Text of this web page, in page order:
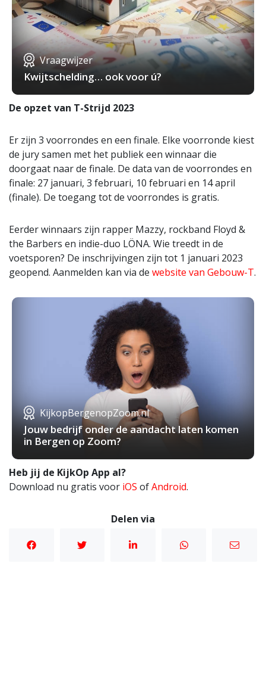
Vraagwijzer
Kwijtschelding… ook voor ú?
De opzet van T-Strijd 2023
Er zijn 3 voorrondes en een finale. Elke voorronde kiest
de jury samen met het publiek een winnaar die
doorgaat naar de finale. De data van de voorrondes en
finale: 27 januari, 3 februari, 10 februari en 14 april
(finale). De toegang tot de voorrondes is gratis.
Eerder winnaars zijn rapper Mazzy, rockband Floyd &
the Barbers en indie-duo LÖNA. Wie treedt in de
voetsporen? De inschrijvingen zijn tot 1 januari 2023
geopend. Aanmelden kan via de website van Gebouw-T.
KijkopBergenopZoom.nl
Jouw bedrijf onder de aandacht laten komen
in Bergen op Zoom?
Heb jij de KijkOp App al?
Download nu gratis voor iOS ofAndroid.
Delen via